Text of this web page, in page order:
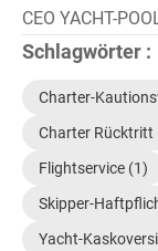
CEO YACHT-
Schlagwörter :
Charter-
Charter Rücktritt
Flightservice (1)
Skipper-
Yacht-